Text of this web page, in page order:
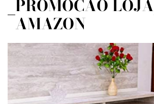
PROMOÇÃO LOJA
AMAZON